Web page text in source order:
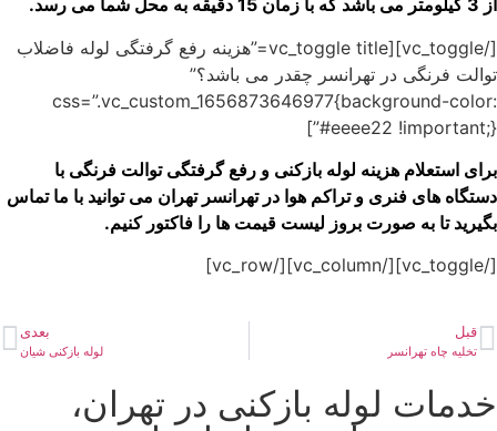
از 3 کیلومتر می باشد که با زمان 15 دقیقه به محل شما می رسد.
[/vc_toggle][vc_toggle title=”هزینه رفع گرفتگی لوله فاضلاب
توالت فرنگی در تهرانسر چقدر می باشد؟”
css=”.vc_custom_1656873646977{background-color:
#eeee22 !important;}”]
برای استعلام هزینه لوله بازکنی و رفع گرفتگی توالت فرنگی با
دستگاه های فنری و تراکم هوا در تهرانسر تهران می توانید با ما تماس
بگیرید تا به صورت بروز لیست قیمت ها را فاکتور کنیم.
[/vc_toggle][/vc_column][/vc_row]
قبل
تخلیه چاه تهرانسر
بعدی
لوله بازکنی شیان
خدمات لوله بازکنی در تهران،